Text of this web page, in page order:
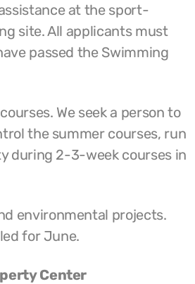
at the sport-
site. All applicants must
passed the Swimming
We seek a person to
the summer courses, run
during 2-3-week courses in
environmental projects.
for June.
Center